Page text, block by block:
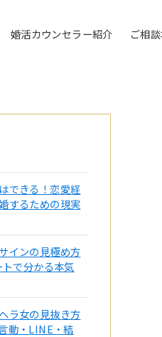
婚活カウンセラー紹介 ご相
できる！恋愛経
するための現実
インの見極め方
で分かる本気
ラ女の見抜き方
動・LINE・結